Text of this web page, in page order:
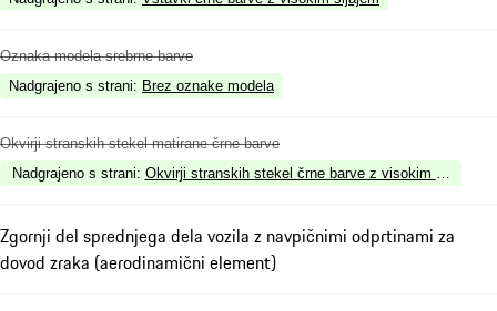
Oznaka modela srebrne barve
Nadgrajeno s strani: Brez oznake modela
Okvirji stranskih stekel matirane črne barve
Nadgrajeno s strani: Okvirji stranskih stekel črne barve z visokim sijajem
Zgornji del sprednjega dela vozila z navpičnimi odprtinami za
dovod zraka (aerodinamični element)